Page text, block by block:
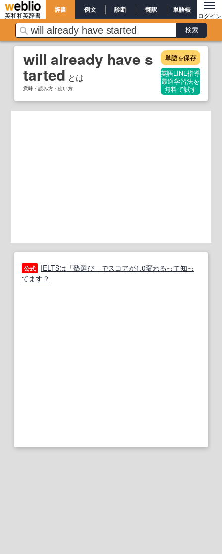
英和和英辞書
辞書 例文 診断 翻訳 単語帳
ログイン
will already have s
tarted とは
意味・読み方・使い方
単語を保存
英語LINE指導
最適学習法を
無料で試す
公式
IELTSは「塾選び」でスコアが1.0変わるって知っ
てます？